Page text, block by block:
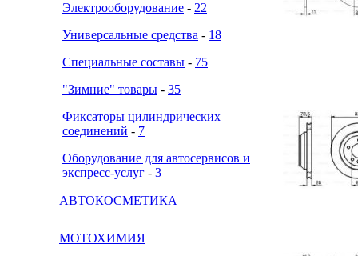
Электрооборудование - 22
Универсальные средства - 18
Специальные составы - 75
"Зимние" товары - 35
Фиксаторы цилиндрических
соединений - 7
Оборудование для автосервисов и
экспресс-услуг - 3
АВТОКОСМЕТИКА
МОТОХИМИЯ